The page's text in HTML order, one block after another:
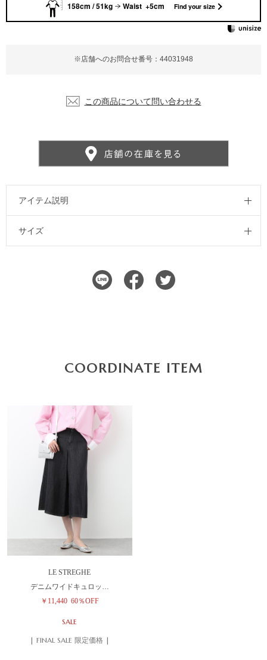
※店舗へのお問合せ番号：44031948
この商品について問い合わせる
アイテム説明
サイズ
158cm / 51kg Waist +5cm Find your size
COORDINATE ITEM
LE STREGHE
デニムワイドキュロッ…
￥11,440 60％OFF
SALE
| FINAL SALE 限定価格 |